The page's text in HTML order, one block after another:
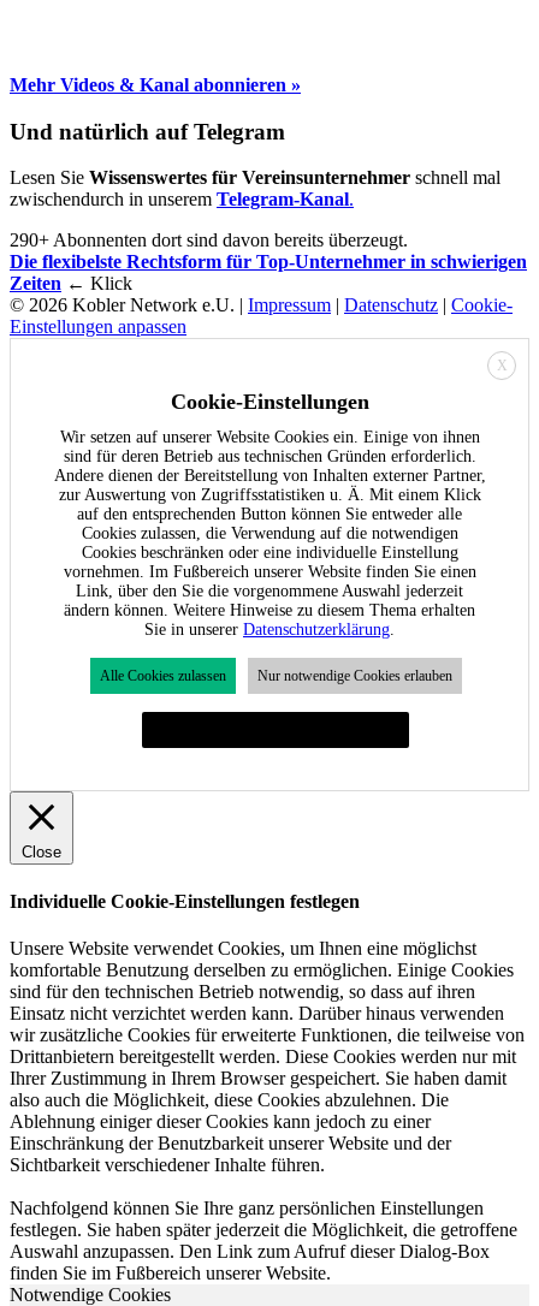
Mehr Videos & Kanal abonnieren »
Und natürlich auf Telegram
Lesen Sie Wissenswertes für Vereinsunternehmer schnell mal
zwischendurch in unserem Telegram-Kanal.
290+ Abonnenten dort sind davon bereits überzeugt.
Die flexibelste Rechtsform für Top-Unternehmer in schwierigen
Zeiten ← Klick
© 2026 Kobler Network e.U. | Impressum | Datenschutz | Cookie-
Einstellungen anpassen
X
Cookie-Einstellungen
Wir setzen auf unserer Website Cookies ein. Einige von ihnen
sind für deren Betrieb aus technischen Gründen erforderlich.
Andere dienen der Bereitstellung von Inhalten externer Partner,
zur Auswertung von Zugriffsstatistiken u. Ä. Mit einem Klick
auf den entsprechenden Button können Sie entweder alle
Cookies zulassen, die Verwendung auf die notwendigen
Cookies beschränken oder eine individuelle Einstellung
vornehmen. Im Fußbereich unserer Website finden Sie einen
Link, über den Sie die vorgenommene Auswahl jederzeit
ändern können. Weitere Hinweise zu diesem Thema erhalten
Sie in unserer Datenschutzerklärung.
Alle Cookies zulassen Nur notwendige Cookies erlauben
Close
Individuelle Cookie-Einstellungen festlegen
Unsere Website verwendet Cookies, um Ihnen eine möglichst
komfortable Benutzung derselben zu ermöglichen. Einige Cookies
sind für den technischen Betrieb notwendig, so dass auf ihren
Einsatz nicht verzichtet werden kann. Darüber hinaus verwenden
wir zusätzliche Cookies für erweiterte Funktionen, die teilweise von
Drittanbietern bereitgestellt werden. Diese Cookies werden nur mit
Ihrer Zustimmung in Ihrem Browser gespeichert. Sie haben damit
also auch die Möglichkeit, diese Cookies abzulehnen. Die
Ablehnung einiger dieser Cookies kann jedoch zu einer
Einschränkung der Benutzbarkeit unserer Website und der
Sichtbarkeit verschiedener Inhalte führen.
Nachfolgend können Sie Ihre ganz persönlichen Einstellungen
festlegen. Sie haben später jederzeit die Möglichkeit, die getroffene
Auswahl anzupassen. Den Link zum Aufruf dieser Dialog-Box
finden Sie im Fußbereich unserer Website.
Notwendige Cookies